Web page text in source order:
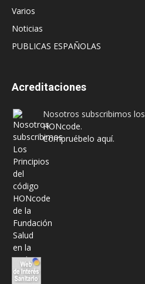
Varios
Noticias
PUBLICAS ESPAÑOLAS
Acreditaciones
Nosotros subscribimos los
HONcode.
Compruébelo aquí.